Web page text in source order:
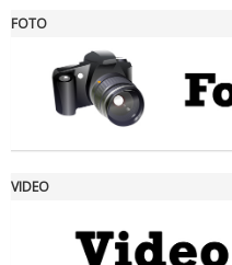
Ddl Lobby, Uisp: “Il
FOTO
VIDEO